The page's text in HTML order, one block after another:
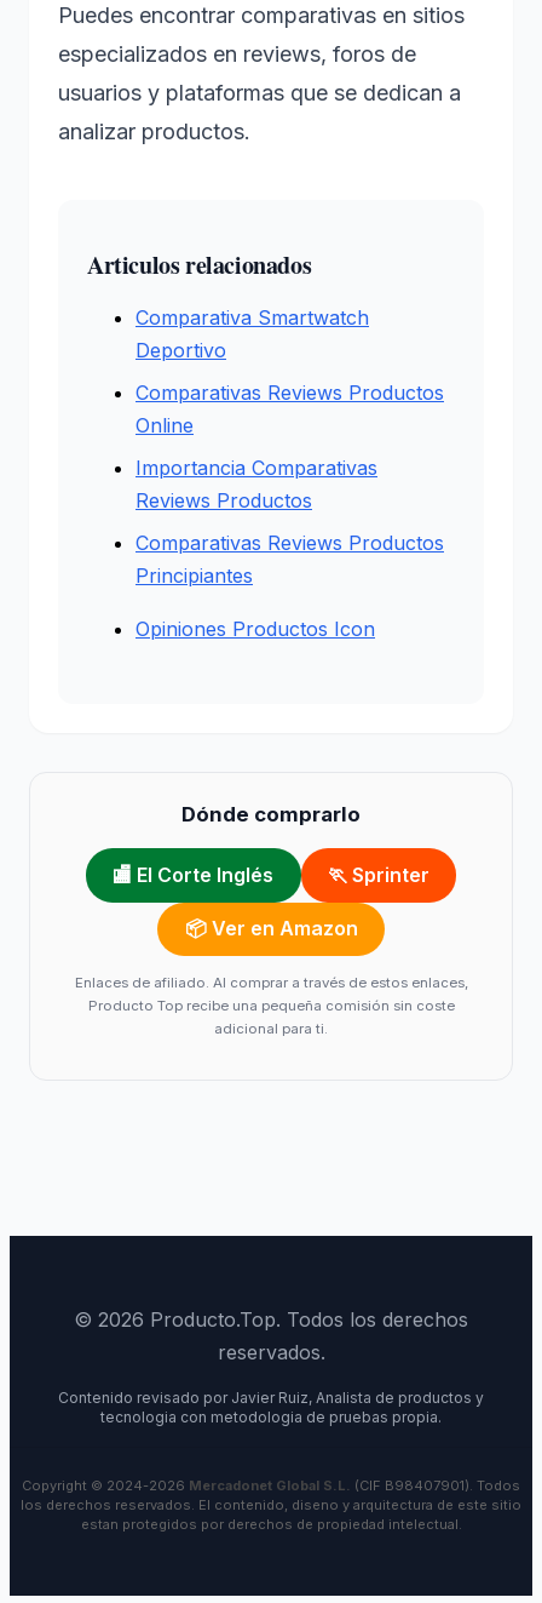
Puedes encontrar comparativas en sitios
especializados en reviews, foros de
usuarios y plataformas que se dedican a
analizar productos.
Articulos relacionados
Comparativa Smartwatch
Deportivo
Comparativas Reviews Productos
Online
Importancia Comparativas
Reviews Productos
Comparativas Reviews Productos
Principiantes
Opiniones Productos Icon
Dónde comprarlo
🏬 El Corte Inglés 🏃 Sprinter
📦 Ver en Amazon
Enlaces de afiliado. Al comprar a través de estos enlaces,
Producto Top recibe una pequeña comisión sin coste
adicional para ti.
© 2026 Producto.Top. Todos los derechos
reservados.
Contenido revisado por Javier Ruiz, Analista de productos y
tecnologia con metodologia de pruebas propia.
Copyright © 2024-2026 Mercadonet Global S.L.
(CIF B98407901). Todos
los derechos reservados. El contenido, diseno y arquitectura de este sitio
estan protegidos por derechos de propiedad intelectual.